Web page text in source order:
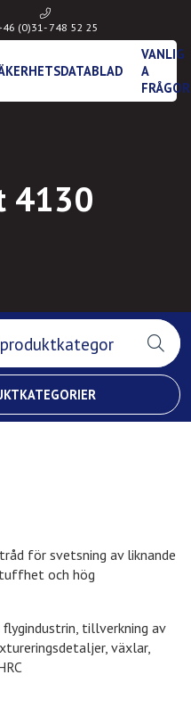
(0)31- 748 52 25
VANLIG
A
FRÅGOR
4130
för svetsning av liknande
och hög
tillverkning av
växlar,